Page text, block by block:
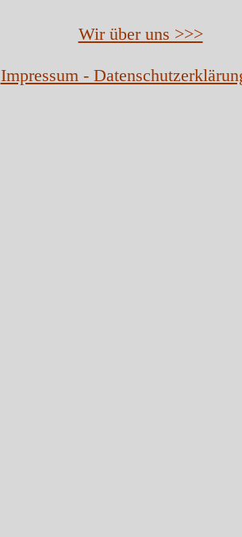
Wir über uns >>>
Impressum -